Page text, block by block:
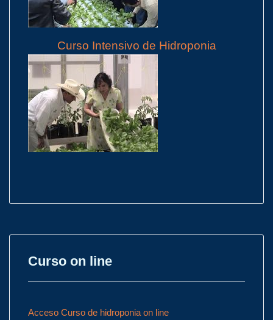
Curso Intensivo de Hidroponia
Curso on line
Acceso Curso de hidroponia on line